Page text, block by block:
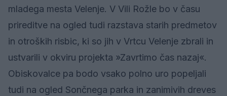
mladega mesta Velenje. V Vili Rožle bo v času
prireditve na ogled tudi razstava starih predmetov
in otroških risbic, ki so jih v Vrtcu Velenje zbrali in
ustvarili v okviru projekta »Zavrtimo čas nazaj«.
Obiskovalce pa bodo vsako polno uro popeljali
tudi na ogled Sončnega parka in zanimivih dreves